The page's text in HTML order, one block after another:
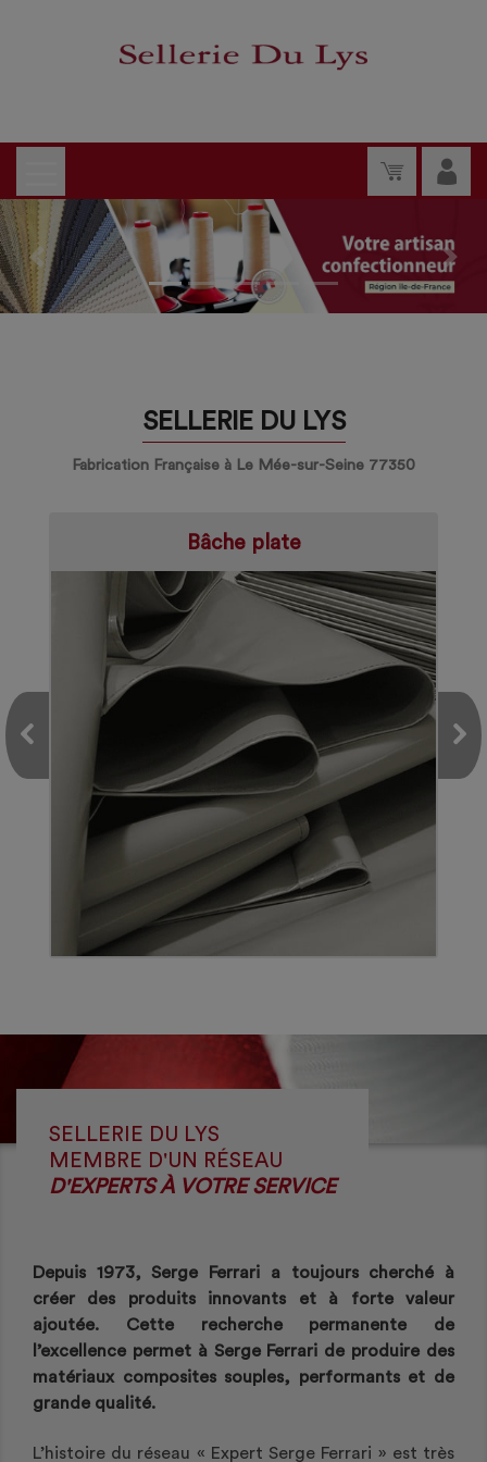
Previous Next
SELLERIE DU LYS
Fabrication Française à Le Mée-sur-Seine 77350
Bâche plate
SELLERIE DU LYS
MEMBRE D'UN RÉSEAU
D'EXPERTS À VOTRE SERVICE
Depuis 1973, Serge Ferrari a toujours cherché à
créer des produits innovants et à forte valeur
ajoutée. Cette recherche permanente de
l’excellence permet à Serge Ferrari de produire des
matériaux composites souples, performants et de
grande qualité.
L’histoire du réseau « Expert Serge Ferrari » est très